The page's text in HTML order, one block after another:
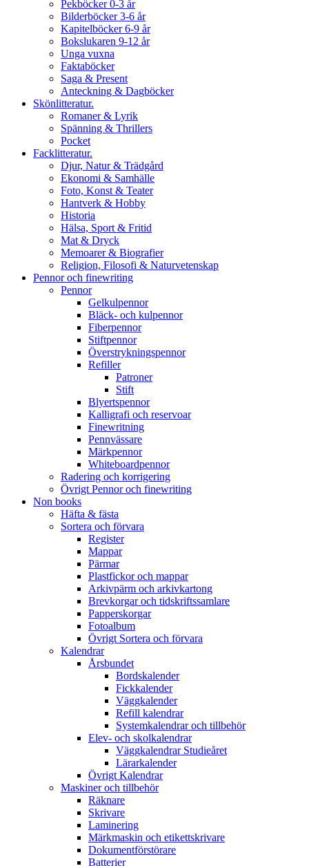
Pekböcker 0-3 år
Bilderböcker 3-6 år
Kapitelböcker 6-9 år
Bokslukaren 9-12 år
Unga vuxna
Faktaböcker
Saga & Present
Anteckning & Dagböcker
Skönlitteratur.
Romaner & Lyrik
Spänning & Thrillers
Pocket
Facklitteratur.
Djur, Natur & Trädgård
Ekonomi & Samhälle
Foto, Konst & Teater
Hantverk & Hobby
Historia
Hälsa, Sport & Fritid
Mat & Dryck
Memoarer & Biografier
Religion, Filosofi & Naturvetenskap
Pennor och finewriting
Pennor
Gelkulpennor
Bläck- och kulpennor
Fiberpennor
Stiftpennor
Överstrykningspennor
Refiller
Patroner
Stift
Blyertspennor
Kalligrafi och reservoar
Finewritning
Pennvässare
Märkpennor
Whiteboardpennor
Radering och korrigering
Övrigt Pennor och finewriting
Non books
Häfta & fästa
Sortera och förvara
Register
Mappar
Pärmar
Plastfickor och mappar
Arkivpärm och arkivkartong
Brevkorgar och tidskriftssamlare
Papperskorgar
Fotoalbum
Övrigt Sortera och förvara
Kalendrar
Årsbundet
Bordskalender
Fickkalender
Väggkalender
Refill kalendrar
Systemkalendrar och tillbehör
Elev- och skolkalendrar
Väggkalendrar Studieåret
Lärarkalender
Övrigt Kalendrar
Maskiner och tillbehör
Räknare
Skrivare
Laminering
Märkmaskin och etikettskrivare
Dokumentförstörare
Batterier